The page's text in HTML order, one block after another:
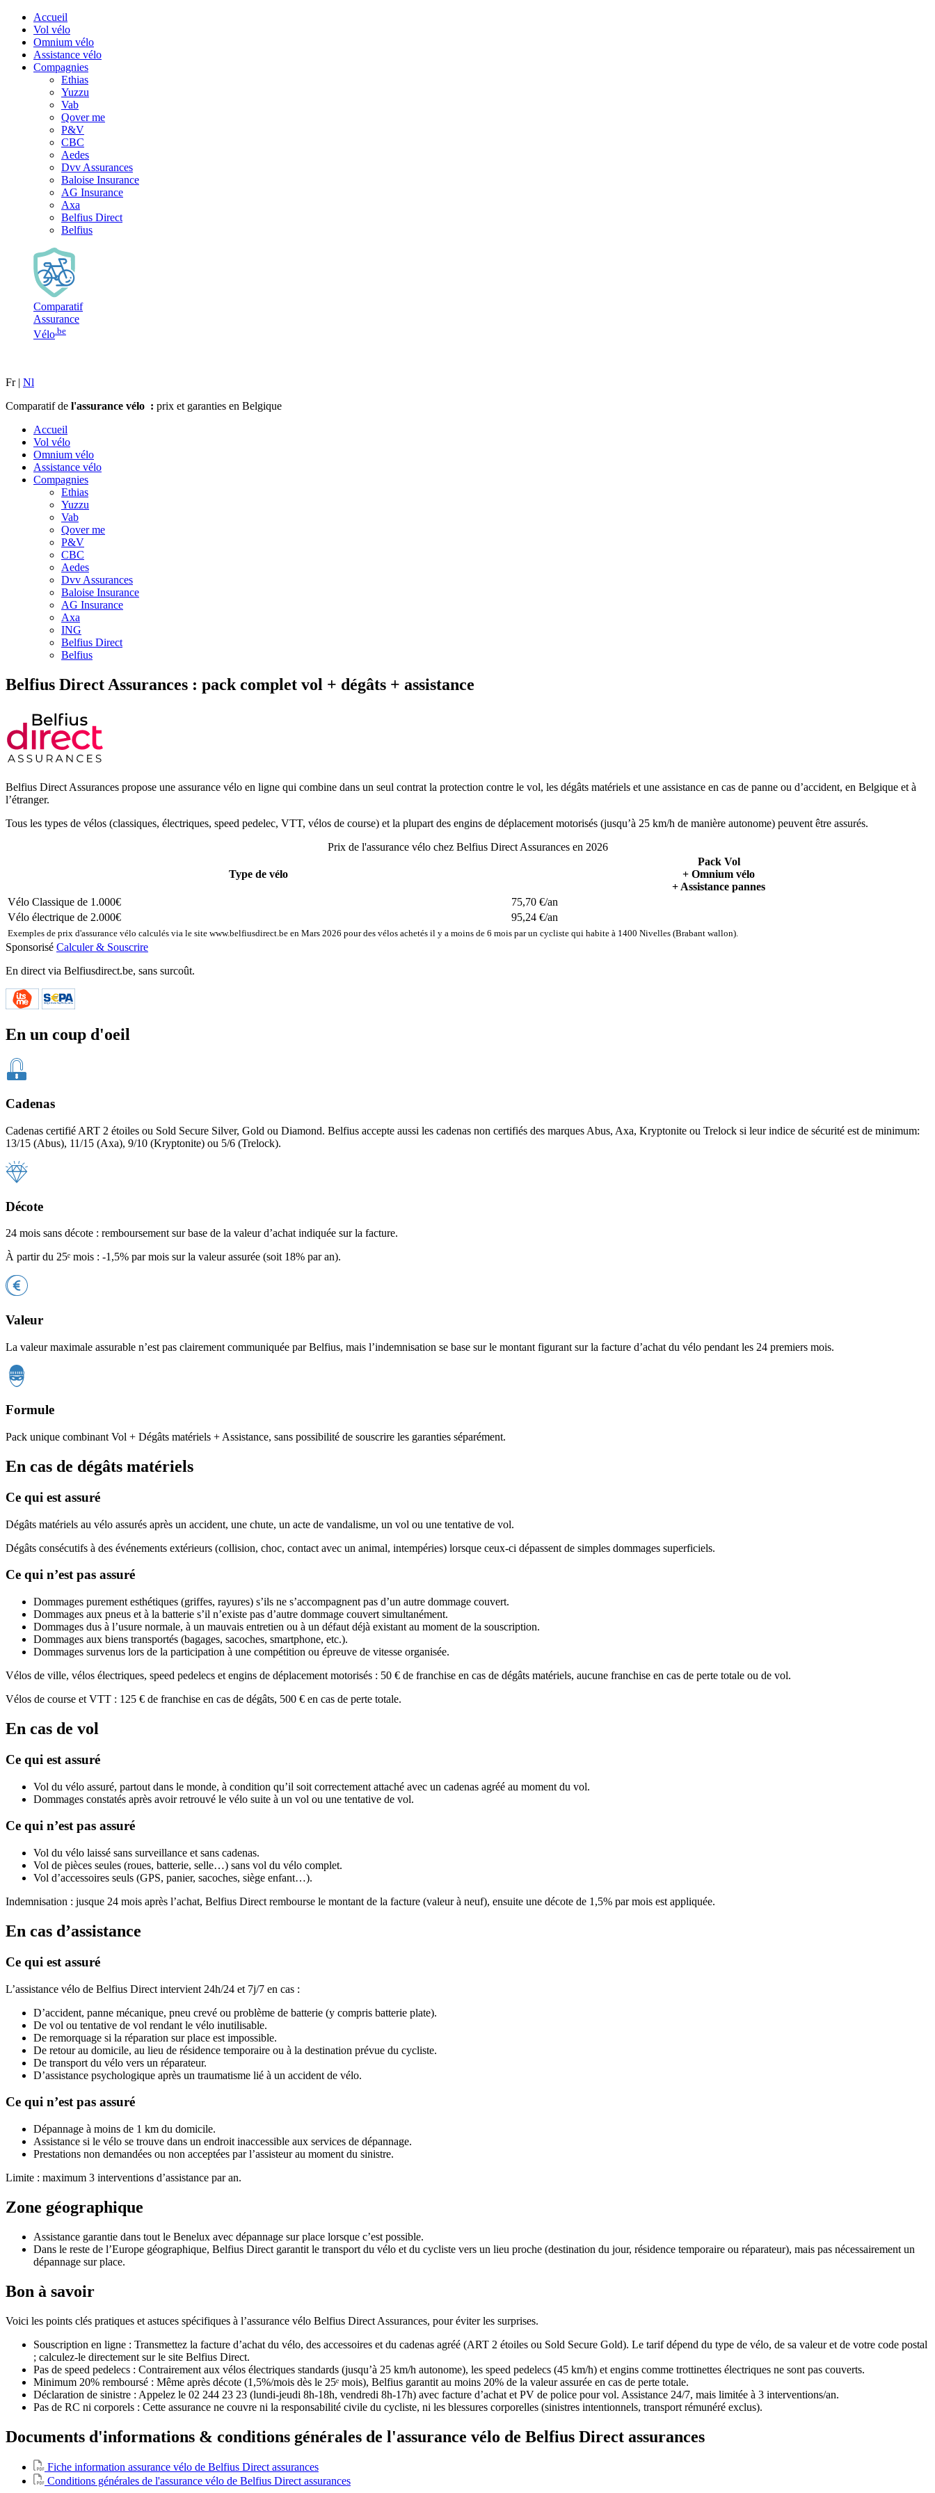
Accueil
Vol vélo
Omnium vélo
Assistance vélo
Compagnies
Ethias
Yuzzu
Vab
Qover me
P&V
CBC
Aedes
Dvv Assurances
Baloise Insurance
AG Insurance
Axa
Belfius Direct
Belfius
Comparatif
Assurance
Vélo.be
Fr | Nl
Comparatif de l'assurance vélo : prix et garanties en Belgique
Accueil
Vol vélo
Omnium vélo
Assistance vélo
Compagnies
Ethias
Yuzzu
Vab
Qover me
P&V
CBC
Aedes
Dvv Assurances
Baloise Insurance
AG Insurance
Axa
ING
Belfius Direct
Belfius
Belfius Direct Assurances : pack complet vol + dégâts + assistance
Belfius Direct Assurances propose une assurance vélo en ligne qui combine dans un seul contrat la protection contre le vol, les dégâts matériels et une assistance en cas de panne ou d’accident, en Belgique et à
l’étranger.
Tous les types de vélos (classiques, électriques, speed pedelec, VTT, vélos de course) et la plupart des engins de déplacement motorisés (jusqu’à 25 km/h de manière autonome) peuvent être assurés.
Prix de l'assurance vélo chez Belfius Direct Assurances en 2026
Type de vélo
Pack Vol
+ Omnium vélo
+ Assistance pannes
Vélo Classique de 1.000€
75,70 €/an
Vélo électrique de 2.000€
95,24 €/an
Exemples de prix d'assurance vélo calculés via le site www.belfiusdirect.be en Mars 2026 pour des vélos achetés il y a moins de 6 mois par un cycliste qui habite à 1400 Nivelles (Brabant wallon).
Sponsorisé Calculer & Souscrire
En direct via Belfiusdirect.be, sans surcoût.
En un coup d'oeil
Cadenas
Cadenas certifié ART 2 étoiles ou Sold Secure Silver, Gold ou Diamond. Belfius accepte aussi les cadenas non certifiés des marques Abus, Axa, Kryptonite ou Trelock si leur indice de sécurité est de minimum:
13/15 (Abus), 11/15 (Axa), 9/10 (Kryptonite) ou 5/6 (Trelock).
Décote
24 mois sans décote : remboursement sur base de la valeur d’achat indiquée sur la facture.
À partir du 25ᵉ mois : -1,5% par mois sur la valeur assurée (soit 18% par an).
Valeur
La valeur maximale assurable n’est pas clairement communiquée par Belfius, mais l’indemnisation se base sur le montant figurant sur la facture d’achat du vélo pendant les 24 premiers mois.
Formule
Pack unique combinant Vol + Dégâts matériels + Assistance, sans possibilité de souscrire les garanties séparément.
En cas de dégâts matériels
Ce qui est assuré
Dégâts matériels au vélo assurés après un accident, une chute, un acte de vandalisme, un vol ou une tentative de vol.
Dégâts consécutifs à des événements extérieurs (collision, choc, contact avec un animal, intempéries) lorsque ceux-ci dépassent de simples dommages superficiels.
Ce qui n’est pas assuré
Dommages purement esthétiques (griffes, rayures) s’ils ne s’accompagnent pas d’un autre dommage couvert.
Dommages aux pneus et à la batterie s’il n’existe pas d’autre dommage couvert simultanément.
Dommages dus à l’usure normale, à un mauvais entretien ou à un défaut déjà existant au moment de la souscription.
Dommages aux biens transportés (bagages, sacoches, smartphone, etc.).
Dommages survenus lors de la participation à une compétition ou épreuve de vitesse organisée.
Vélos de ville, vélos électriques, speed pedelecs et engins de déplacement motorisés : 50 € de franchise en cas de dégâts matériels, aucune franchise en cas de perte totale ou de vol.
Vélos de course et VTT : 125 € de franchise en cas de dégâts, 500 € en cas de perte totale.
En cas de vol
Ce qui est assuré
Vol du vélo assuré, partout dans le monde, à condition qu’il soit correctement attaché avec un cadenas agréé au moment du vol.
Dommages constatés après avoir retrouvé le vélo suite à un vol ou une tentative de vol.
Ce qui n’est pas assuré
Vol du vélo laissé sans surveillance et sans cadenas.
Vol de pièces seules (roues, batterie, selle…) sans vol du vélo complet.
Vol d’accessoires seuls (GPS, panier, sacoches, siège enfant…).
Indemnisation : jusque 24 mois après l’achat, Belfius Direct rembourse le montant de la facture (valeur à neuf), ensuite une décote de 1,5% par mois est appliquée.
En cas d’assistance
Ce qui est assuré
L’assistance vélo de Belfius Direct intervient 24h/24 et 7j/7 en cas :
D’accident, panne mécanique, pneu crevé ou problème de batterie (y compris batterie plate).
De vol ou tentative de vol rendant le vélo inutilisable.
De remorquage si la réparation sur place est impossible.
De retour au domicile, au lieu de résidence temporaire ou à la destination prévue du cycliste.
De transport du vélo vers un réparateur.
D’assistance psychologique après un traumatisme lié à un accident de vélo.
Ce qui n’est pas assuré
Dépannage à moins de 1 km du domicile.
Assistance si le vélo se trouve dans un endroit inaccessible aux services de dépannage.
Prestations non demandées ou non acceptées par l’assisteur au moment du sinistre.
Limite : maximum 3 interventions d’assistance par an.
Zone géographique
Assistance garantie dans tout le Benelux avec dépannage sur place lorsque c’est possible.
Dans le reste de l’Europe géographique, Belfius Direct garantit le transport du vélo et du cycliste vers un lieu proche (destination du jour, résidence temporaire ou réparateur), mais pas nécessairement un
dépannage sur place.
Bon à savoir
Voici les points clés pratiques et astuces spécifiques à l’assurance vélo Belfius Direct Assurances, pour éviter les surprises.
Souscription en ligne : Transmettez la facture d’achat du vélo, des accessoires et du cadenas agréé (ART 2 étoiles ou Sold Secure Gold). Le tarif dépend du type de vélo, de sa valeur et de votre code postal
; calculez-le directement sur le site Belfius Direct.
Pas de speed pedelecs : Contrairement aux vélos électriques standards (jusqu’à 25 km/h autonome), les speed pedelecs (45 km/h) et engins comme trottinettes électriques ne sont pas couverts.
Minimum 20% remboursé : Même après décote (1,5%/mois dès le 25ᵉ mois), Belfius garantit au moins 20% de la valeur assurée en cas de perte totale.
Déclaration de sinistre : Appelez le 02 244 23 23 (lundi-jeudi 8h-18h, vendredi 8h-17h) avec facture d’achat et PV de police pour vol. Assistance 24/7, mais limitée à 3 interventions/an.
Pas de RC ni corporels : Cette assurance ne couvre ni la responsabilité civile du cycliste, ni les blessures corporelles (sinistres intentionnels, transport rémunéré exclus).
Documents d'informations & conditions générales de l'assurance vélo de Belfius Direct assurances
Fiche information assurance vélo de Belfius Direct assurances
Conditions générales de l'assurance vélo de Belfius Direct assurances